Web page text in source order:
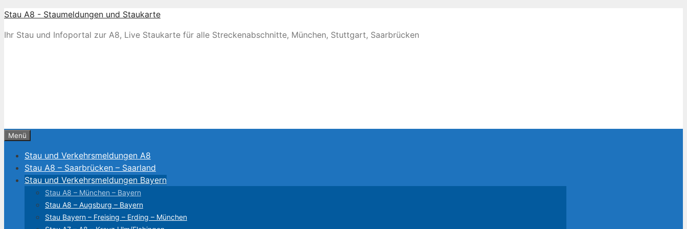
Zum
springen
Stau A8 - Staumeldungen und Staukarte
Ihr Stau und Infoportal zur A8, Live Staukarte für alle Streckenabschnitte, München, Stuttgart, Saarbrücken
Menü
Stau und Verkehrsmeldungen A8
Stau A8 – Saarbrücken – Saarland
Stau und Verkehrsmeldungen Bayern
Stau A8 – München – Bayern
Stau A8 – Augsburg – Bayern
Stau Bayern – Freising – Erding – München